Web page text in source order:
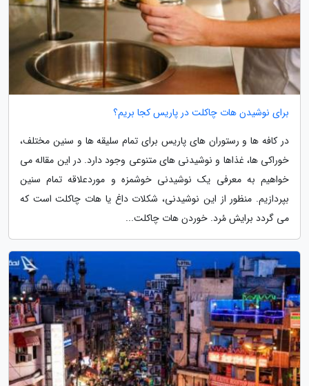
برای نوشیدن هات چاکلت در پاریس کجا بریم؟
در کافه ها و رستوران های پاریس برای تمام سلیقه ها و سنین مختلف،
خوراکی ها، غذاها و نوشیدنی های متنوعی وجود دارد. در این مقاله می
خواهیم به معرفی یک نوشیدنی خوشمزه و موردعلاقه تمام سنین
بپردازیم. منظور از این نوشیدنی، شکلات داغ یا هات چاکلت است که
می گردد برایش مُرد. خوردن هات چاکلت...